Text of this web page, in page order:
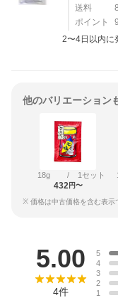
送料
ポイント
2〜4日以内に
他のバリエーション
18g / 1セット
432 円〜
※ 価格は中古価格を含む表示
5.00
4件
5
4
3
2
1